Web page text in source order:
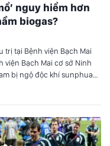
nguy hiểm hơn
biogas?
trị tại Bệnh viện Bạch Mai
viện Bạch Mai cơ sở Ninh
bị ngộ độc khí sunphua